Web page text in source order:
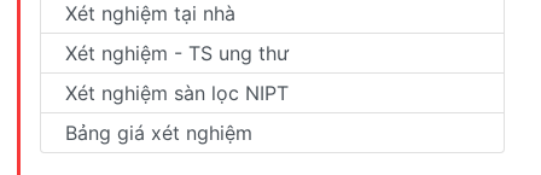
Xét nghiệm tại nhà
Xét nghiệm - TS ung thư
Xét nghiệm sàn lọc NIPT
Bảng giá xét nghiệm